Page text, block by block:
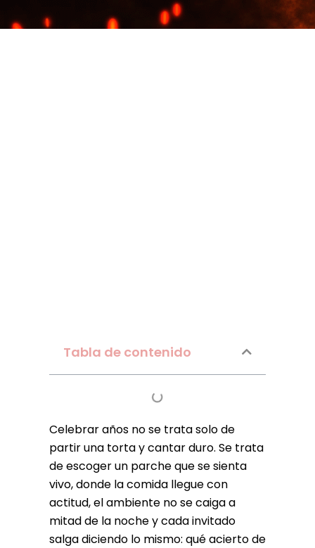
Tabla de contenido
Celebrar años no se trata solo de
partir una torta y cantar duro. Se trata
de escoger un parche que se sienta
vivo, donde la comida llegue con
actitud, el ambiente no se caiga a
mitad de la noche y cada invitado
salga diciendo lo mismo: qué acierto de